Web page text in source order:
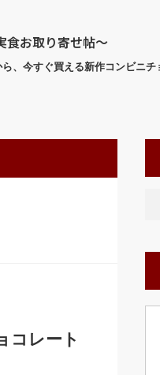
食お取り寄せ帖〜
今すぐ買える新作コンビニチ
コレート